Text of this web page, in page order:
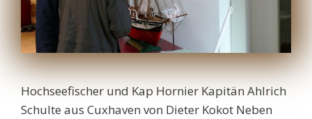
Hochseefischer und Kap Hornier Kapitän Ahlrich
Schulte aus Cuxhaven von Dieter Kokot Neben